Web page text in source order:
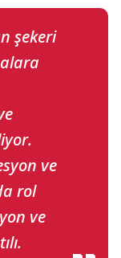
şekeri
ve
rol
ve